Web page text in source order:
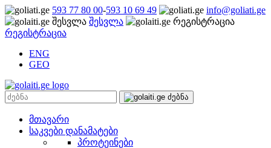
593 77 80 00-593 10 69 49
info@goliati.ge
შესვლა
რეგისტრაცია
ENG
GEO
მთავარი
საკვები დანამატები
პროტეინები